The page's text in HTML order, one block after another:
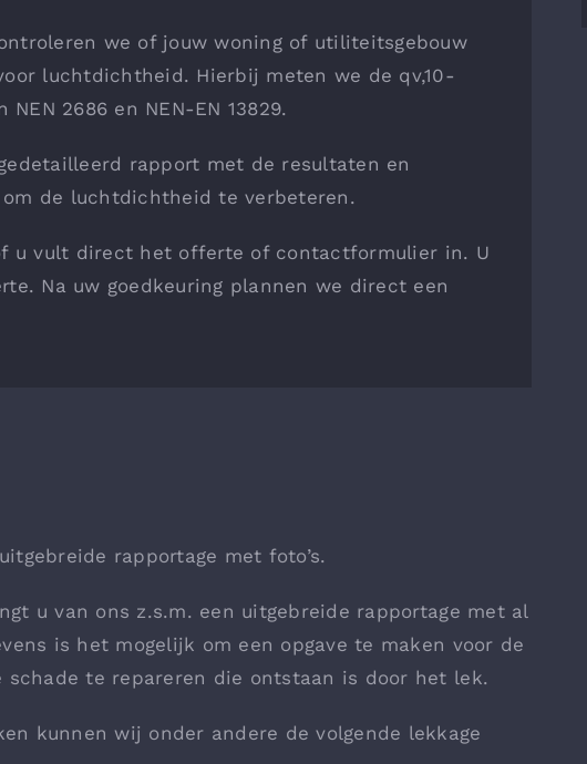
we of jouw woning of utiliteitsgebouw
luchtdichtheid. Hierbij meten we de qv,10-
2686 en NEN-EN 13829.
rapport met de resultaten en
de luchtdichtheid te verbeteren.
u vult direct het offerte of contactformulier in. U
Na uw goedkeuring plannen we direct een
rapportage met foto’s.
u van ons z.s.m. een uitgebreide rapportage met al
is het mogelijk om een opgave te maken voor de
schade te repareren die ontstaan is door het lek.
kunnen wij onder andere de volgende lekkage